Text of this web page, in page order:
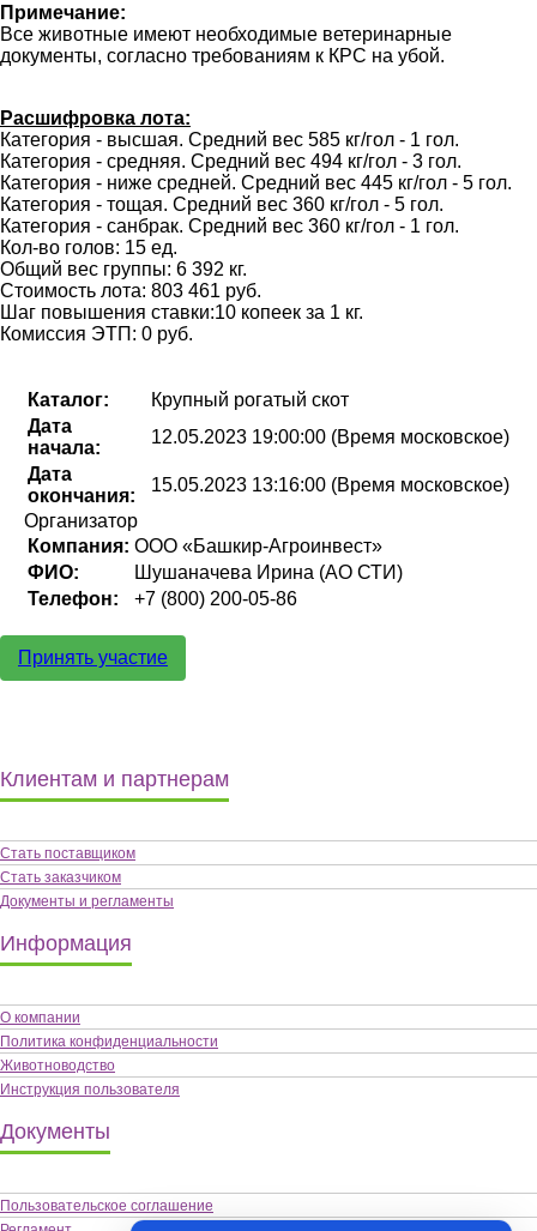
Примечание:
Все животные имеют необходимые ветеринарные
документы, согласно требованиям к КРС на убой.
Расшифровка лота:
Категория - высшая. Средний вес 585 кг/гол - 1 гол.
Категория - средняя. Средний вес 494 кг/гол - 3 гол.
Категория - ниже средней. Средний вес 445 кг/гол - 5 гол.
Категория - тощая. Средний вес 360 кг/гол - 5 гол.
Категория - санбрак. Средний вес 360 кг/гол - 1 гол.
Кол-во голов: 15 ед.
Общий вес группы: 6 392 кг.
Стоимость лота: 803 461 руб.
Шаг повышения ставки:10 копеек за 1 кг.
Комиссия ЭТП: 0 руб.
Каталог:
Крупный рогатый скот
Дата
начала:
12.05.2023 19:00:00 (Время московское)
Дата
окончания:
15.05.2023 13:16:00 (Время московское)
Организатор
Компания: ООО «Башкир-Агроинвест»
ФИО:
Шушаначева Ирина (АО СТИ)
Телефон:
+7 (800) 200-05-86
Принять участие
Клиентам и партнерам
Стать поставщиком
Стать заказчиком
Документы и регламенты
Информация
О компании
Политика конфиденциальности
Животноводство
Инструкция пользователя
Документы
Пользовательское соглашение